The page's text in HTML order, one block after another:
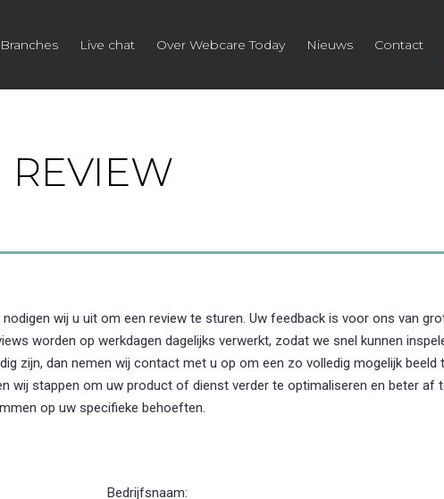
Branches Live chat Over Webcare Today Nieuws Contact
REVIEW
wij u uit om een review te sturen. Uw feedback is voor ons van
worden op werkdagen dagelijks verwerkt, zodat we snel kunnen
zijn, dan nemen wij contact met u op om een zo volledig mogelijk beeld
wij stappen om uw product of dienst verder te optimaliseren en beter af
op uw specifieke behoeften.
Bedrijfsnaam: